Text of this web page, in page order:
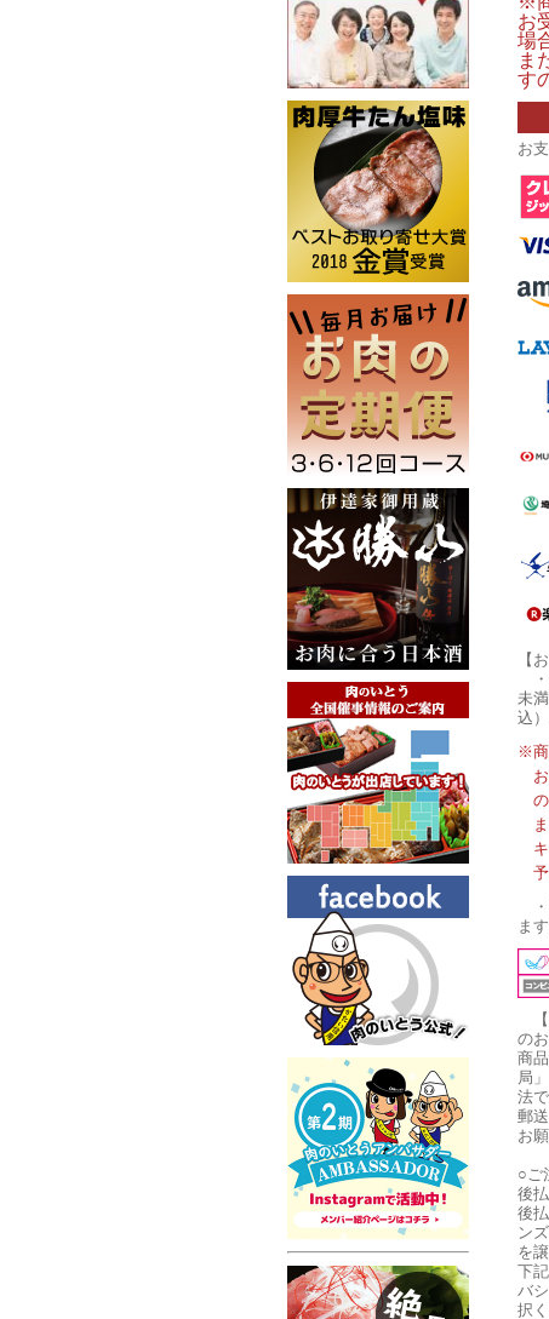
お
場
ま
す
お
【
未
込
※商
ます
の
商
局
法
郵
お
○ご
後
後
ン
を
下
バ
択